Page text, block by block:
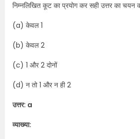
निम्नलिखित कूट का प्रयोग कर सही उत्तर का चयन
(a) केवल 1
(b) केवल 2
(c) 1 और 2 दोनों
(d) न तो 1 और न ही 2
उत्तर: a
व्याख्या: